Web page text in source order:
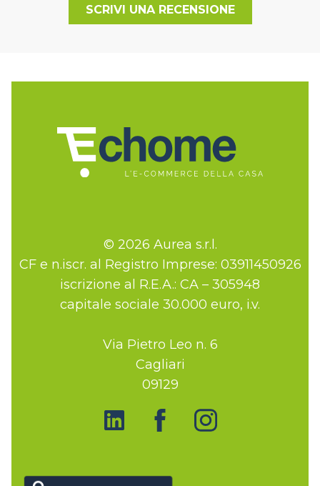
SCRIVI UNA RECENSIONE
© 2026 Aurea s.r.l.
CF e n.iscr. al Registro Imprese: 03911450926
iscrizione al R.E.A.: CA – 305948
capitale sociale 30.000 euro, i.v.
Via Pietro Leo n. 6
Cagliari
09129